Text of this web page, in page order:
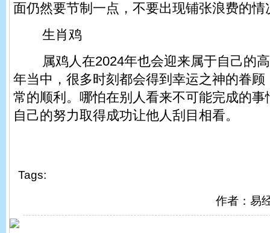
面仍然要节制一点，不要出现铺张浪费的情
生肖鸡
属鸡人在2024年也会迎来属于自己的高
年当中，很多时刻都会得到幸运之神的眷
常的顺利。哪怕在别人看来不可能完成的
自己的努力取得成功让他人刮目相看。
Tags:
作者：易